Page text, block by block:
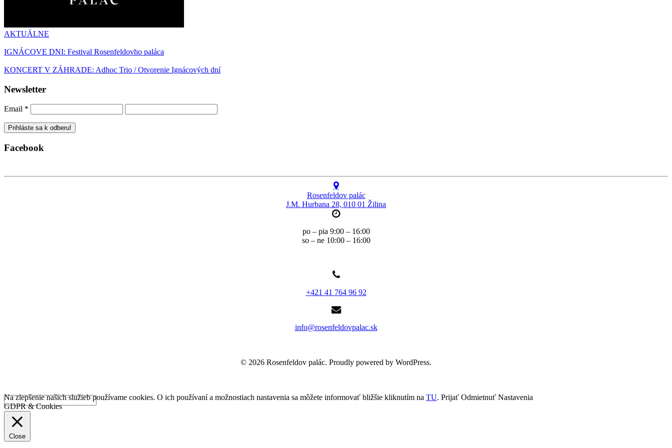
AKTUÁLNE
IGNÁCOVE DNI: Festival Rosenfeldovho paláca
KONCERT V ZÁHRADE: Adhoc Trio / Otvorenie Ignácových dní
Newsletter
Email *
Facebook
Rosenfeldov palác
J.M. Hurbana 28, 010 01 Žilina
po – pia 9:00 – 16:00
so – ne 10:00 – 16:00
+421 41 764 96 92
info@rosenfeldovpalac.sk
© 2026 Rosenfeldov palác. Proudly powered by WordPress.
Na zlepšenie našich služieb používame cookies. O ich používaní a možnostiach nastavenia sa môžete informovať bližšie kliknutím na TU. Prijať Odmietnuť Nastavenia
GDPR & Cookies
Close